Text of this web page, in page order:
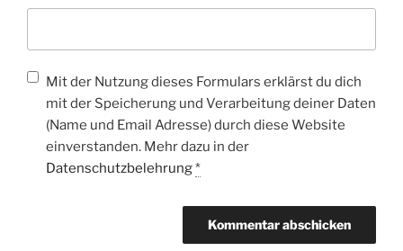
Mit der Nutzung dieses Formulars erklärst du dich
mit der Speicherung und Verarbeitung deiner Daten
(Name und Email Adresse) durch diese Website
einverstanden. Mehr dazu in der
Datenschutzbelehrung*